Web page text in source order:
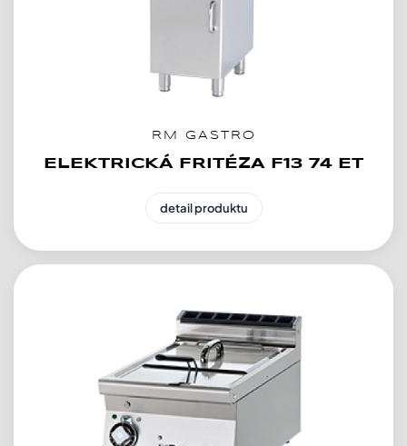
RM GASTRO
ELEKTRICKÁ FRITÉZA F13 74 ET
detail produktu